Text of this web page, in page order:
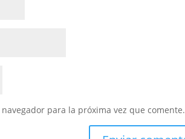
para la próxima vez que comente.